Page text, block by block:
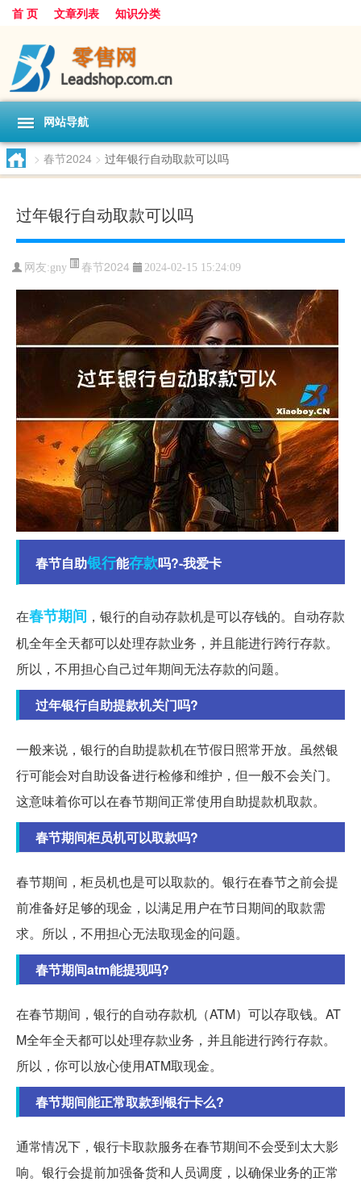
首 页 文章列表 知识分类
网站导航
> 春节2024 > 过年银行自动取款可以吗
过年银行自动取款可以吗
网友:gny 春节2024 2024-02-15 15:24:09
春节自助银行能存款吗?-我爱卡
在春节期间 ，银行的自动存款机是可以存钱的。自动存款
机全年全天都可以处理存款业务，并且能进行跨行存款。
所以，不用担心自己过年期间无法存款的问题。
过年银行自助提款机关门吗?
一般来说，银行的自助提款机在节假日照常开放。虽然银
行可能会对自助设备进行检修和维护，但一般不会关门。
这意味着你可以在春节期间正常使用自助提款机取款。
春节期间柜员机可以取款吗?
春节期间，柜员机也是可以取款的。银行在春节之前会提
前准备好足够的现金，以满足用户在节日期间的取款需
求。所以，不用担心无法取现金的问题。
春节期间atm能提现吗?
在春节期间，银行的自动存款机（ATM）可以存取钱。AT
M全年全天都可以处理存款业务，并且能进行跨行存款。
所以，你可以放心使用ATM取现金。
春节期间能正常取款到银行卡么?
通常情况下，银行卡取款服务在春节期间不会受到太大影
响。银行会提前加强备货和人员调度，以确保业务的正常